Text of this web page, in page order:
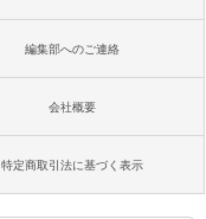
編集部へのご連絡
会社概要
特定商取引法に基づく表示